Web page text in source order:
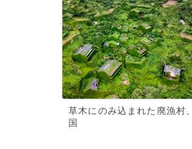
草木にのみ込まれた廃漁村
国